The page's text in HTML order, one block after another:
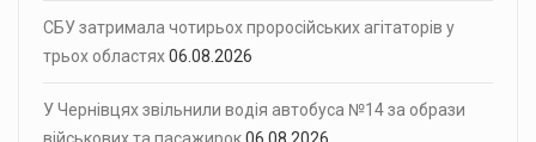
СБУ затримала чотирьох проросійських агітаторів у
трьох областях06.08.2026
У Чернівцях звільнили водія автобуса №14 за образи
військових та пасажирок06.08.2026